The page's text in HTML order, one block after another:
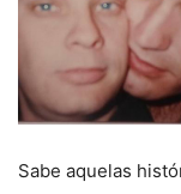
Sabe aquelas